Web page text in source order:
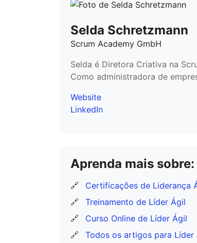
Selda Schretzmann
Scrum Academy GmbH
Selda é Diretora Criativa na
Como administradora de
Website
LinkedIn
Aprenda mais sobre:
🔗
Certificações de Liderança
🔗
Treinamento de Líder Ágil
🔗
Curso Online de Líder Ágil
🔗
Todos os artigos para Líder